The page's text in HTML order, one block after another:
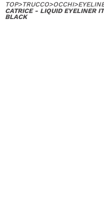
TOP>TRUCCO>OCCHI>
CATRICE - LIQUID EYELINER
BLACK